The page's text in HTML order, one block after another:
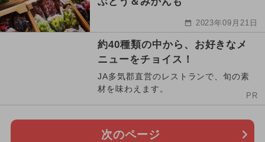
2023年09月21日
約40種類の中から、お好きなメ
ニューをチョイス！
JA多気郡直営のレストランで、旬の素
材を味わえます。
PR
次のページ